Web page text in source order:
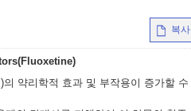
복사
약리학적 효과 및 부작용이 증가할 수